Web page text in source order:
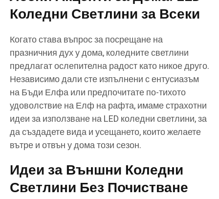
Коледни Светлини за Всеки
Когато става въпрос за посрещане на
празничния дух у дома, коледните светлини
предлагат ослепителна радост като никое друго.
Независимо дали сте изпълнени с ентусиазъм
на Бъди Елфа или предпочитате по-тихото
удоволствие на Елф на рафта, имаме страхотни
идеи за използване на LED коледни светлини, за
да създадете вида и усещането, които желаете
вътре и отвън у дома този сезон.
Идеи за Външни Коледни
Светлини Без Почистване